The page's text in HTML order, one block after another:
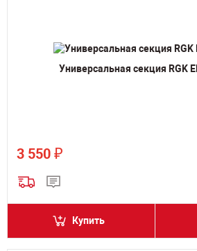
Универсальная секция RGK
3 550 ₽
Купить